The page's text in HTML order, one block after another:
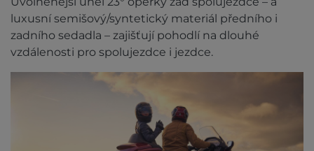
luxusní semišový/syntetický materiál předního i
zadního sedadla – zajišťují pohodlí na dlouhé
vzdálenosti pro spolujezdce i jezdce.